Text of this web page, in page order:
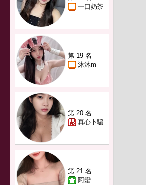
一口奶茶
第 19 名
沐沐m
第 20 名
真心卜騙
第 21 名
阿蠻